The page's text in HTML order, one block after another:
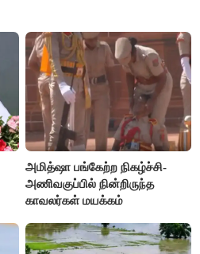
அமித்ஷா பங்கேற்ற நிகழ்ச்சி-
அணிவகுப்பில் நின்றிருந்த
காவலர்கள் மயக்கம்